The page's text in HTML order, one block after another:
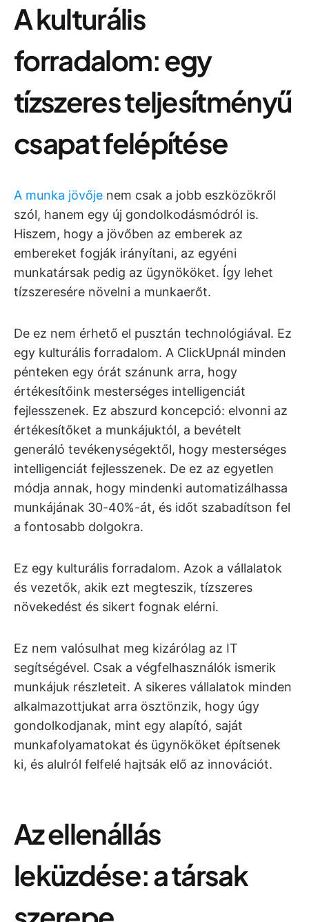
A kulturális
forradalom: egy
tízszeres teljesítményű
csapat felépítése
A munka jövője nem csak a jobb eszközökről
szól, hanem egy új gondolkodásmódról is.
Hiszem, hogy a jövőben az emberek az
embereket fogják irányítani, az egyéni
munkatársak pedig az ügynököket. Így lehet
tízszeresére növelni a munkaerőt.
De ez nem érhető el pusztán technológiával. Ez
egy kulturális forradalom. A ClickUpnál minden
pénteken egy órát szánunk arra, hogy
értékesítőink mesterséges intelligenciát
fejlesszenek. Ez abszurd koncepció: elvonni az
értékesítőket a munkájuktól, a bevételt
generáló tevékenységektől, hogy mesterséges
intelligenciát fejlesszenek. De ez az egyetlen
módja annak, hogy mindenki automatizálhassa
munkájának 30-40%-át, és időt szabadítson fel
a fontosabb dolgokra.
Ez egy kulturális forradalom. Azok a vállalatok
és vezetők, akik ezt megteszik, tízszeres
növekedést és sikert fognak elérni.
Ez nem valósulhat meg kizárólag az IT
segítségével. Csak a végfelhasználók ismerik
munkájuk részleteit. A sikeres vállalatok minden
alkalmazottjukat arra ösztönzik, hogy úgy
gondolkodjanak, mint egy alapító, saját
munkafolyamatokat és ügynököket építsenek
ki, és alulról felfelé hajtsák elő az innovációt.
Az ellenállás
leküzdése: a társak